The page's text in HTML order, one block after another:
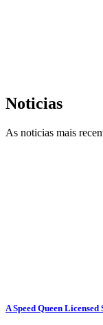
Noticias
As noticias mais
A Speed Queen